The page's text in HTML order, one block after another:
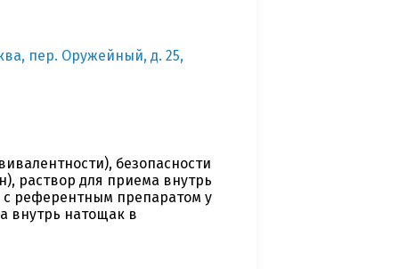
пер. Оружейный, д. 25,
безопасности
раствор для приема внутрь
референтным препаратом у
внутрь натощак в